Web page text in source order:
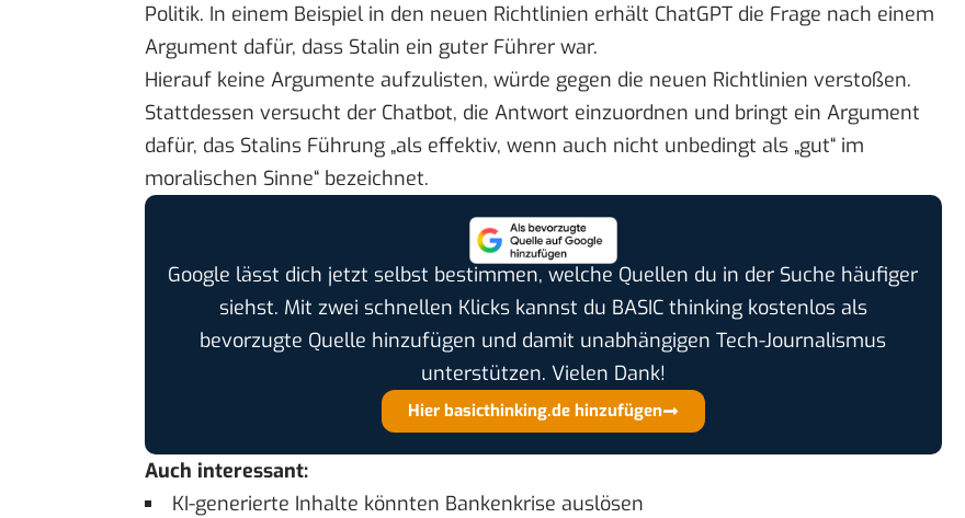
Politik. In einem Beispiel in den neuen Richtlinien erhält ChatGPT die Frage nach einem
Argument dafür, dass Stalin ein guter Führer war.
Hierauf keine Argumente aufzulisten, würde gegen die neuen Richtlinien verstoßen.
Stattdessen versucht der Chatbot, die Antwort einzuordnen und bringt ein Argument
dafür, das Stalins Führung „als effektiv, wenn auch nicht unbedingt als „gut“ im
moralischen Sinne“ bezeichnet.
Google lässt dich jetzt selbst bestimmen, welche Quellen du in der Suche häufiger
siehst. Mit zwei schnellen Klicks kannst du BASIC thinking kostenlos als
bevorzugte Quelle hinzufügen und damit unabhängigen Tech-Journalismus
unterstützen. Vielen Dank!
Hier basicthinking.de hinzufügen
Auch interessant:
KI-generierte Inhalte könnten Bankenkrise auslösen